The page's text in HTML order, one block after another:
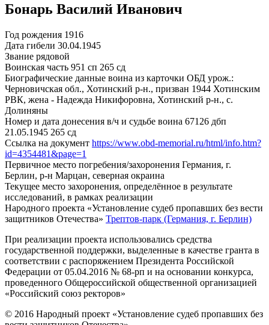
Бонарь Василий Иванович
Год рождения 1916
Дата гибели 30.04.1945
Звание рядовой
Воинская часть 951 сп 265 сд
Биографические данные воина из карточки ОБД урож.:
Черновичская обл., Хотинский р-н., призван 1944 Хотинским
РВК, жена - Надежда Никифоровна, Хотинский р-н., с.
Долиняны
Номер и дата донесения в/ч и судьбе воина 67126 дбп
21.05.1945 265 сд
Ссылка на документ https://www.obd-memorial.ru/html/info.htm?
id=4354481&page=1
Первичное место погребения/захоронения Германия, г.
Берлин, р-н Марцан, северная окраина
Текущее место захоронения, определённое в результате
исследований, в рамках реализации
Народного проекта «Установление судеб пропавших без вести
защитников Отечества» Трептов-парк (Германия, г. Берлин)
При реализации проекта использовались средства
государственной поддержки, выделенные в качестве гранта в
соответствии с распоряжением Президента Российской
Федерации от 05.04.2016 № 68-рп и на основании конкурса,
проведенного Общероссийской общественной организацией
«Российский союз ректоров»
© 2016 Народный проект «Установление судеб пропавших без